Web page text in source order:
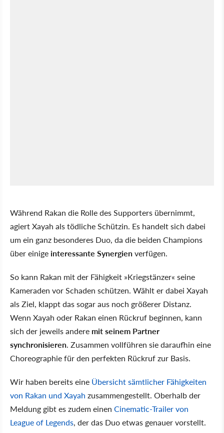
Während Rakan die Rolle des Supporters übernimmt,
agiert Xayah als tödliche Schützin. Es handelt sich dabei
um ein ganz besonderes Duo, da die beiden Champions
über einige interessante Synergienverfügen.
So kann Rakan mit der Fähigkeit »Kriegstänzer« seine
Kameraden vor Schaden schützen. Wählt er dabei Xayah
als Ziel, klappt das sogar aus noch größerer Distanz.
Wenn Xayah oder Rakan einen Rückruf beginnen, kann
sich der jeweils andere mit seinem Partner
synchronisieren. Zusammen vollführen sie daraufhin eine
Choreographie für den perfekten Rückruf zur Basis.
Wir haben bereits eine Übersicht sämtlicher Fähigkeiten
von Rakan und Xayah zusammengestellt. Oberhalb der
Meldung gibt es zudem einen Cinematic-Trailer von
League of Legends, der das Duo etwas genauer vorstellt.